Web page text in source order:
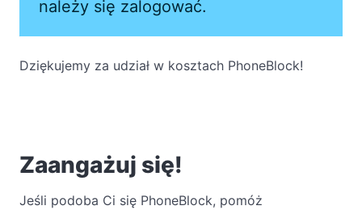
należy się zalogować.
Dziękujemy za udział w kosztach PhoneBlock!
Zaangażuj się!
Jeśli podoba Ci się PhoneBlock, pomóż